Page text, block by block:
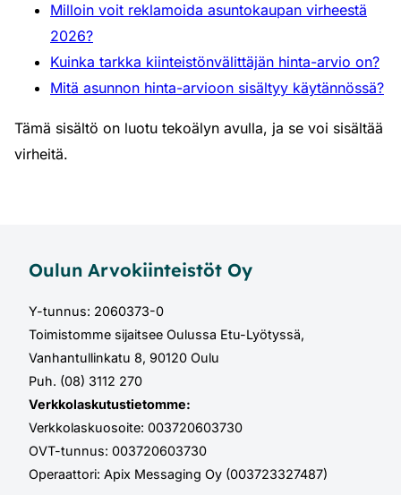
Milloin voit reklamoida asuntokaupan virheestä
2026?
Kuinka tarkka kiinteistönvälittäjän hinta-arvio on?
Mitä asunnon hinta-arvioon sisältyy käytännössä?
Tämä sisältö on luotu tekoälyn avulla, ja se voi sisältää
virheitä.
Oulun Arvokiinteistöt Oy
Y-tunnus: 2060373-0
Toimistomme sijaitsee Oulussa Etu-Lyötyssä,
Vanhantullinkatu 8, 90120 Oulu
Puh. (08) 3112 270
Verkkolaskutustietomme:
Verkkolaskuosoite: 003720603730
OVT-tunnus: 003720603730
Operaattori: Apix Messaging Oy (003723327487)